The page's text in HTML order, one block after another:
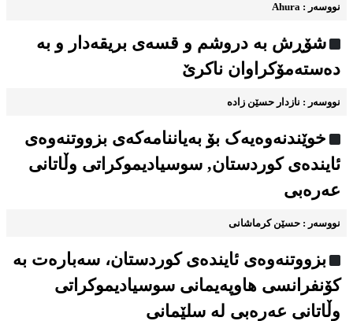
نووسه‌ر : Ahura
شۆڕش به دروشم و قسه‌ی بریقه‌دار و به
ده‌سته‌مۆکراوان ناکرێ
نووسه‌ر : نازدار حسێن زاده
خوێندنه‌وه‌یه‌ک بۆ به‌یاننامه‌که‌ی بزووتنه‌وه‌ی
ئاینده‌ی کوردستان, سوسیادیموكراتی وڵاتانی
عەرەبی
نووسه‌ر : حسێن کرماشانی
بزووتنه‌وه‌ی ئاینده‌ی کوردستان، سه‌باره‌ت به
كۆنفرانسی هاوپەیمانی سوسیادیموكراتی
وڵاتانی عەرەبی له سلێمانی